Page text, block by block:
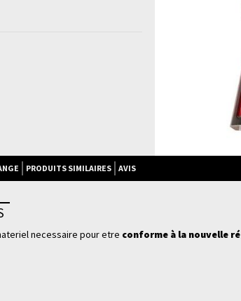
PRODUITS SIMILAIRES AVIS
necessaire pour etre conforme à la nouvelle